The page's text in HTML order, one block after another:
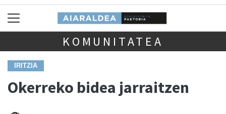
KOMUNITATEA
IRITZIA
Okerreko bidea jarraitzen